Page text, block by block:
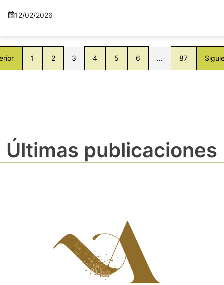
12/02/2026
1 2 3 4 5 6 … 87
Últimas publicaciones